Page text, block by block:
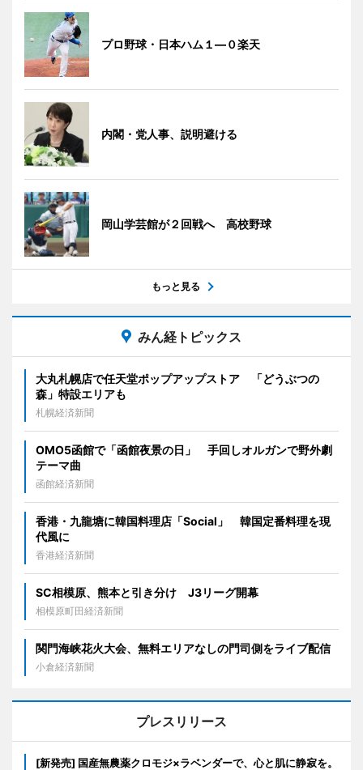
プロ野球・日本ハム１―０楽天
内閣・党人事、説明避ける
岡山学芸館が２回戦へ 高校野球
もっと見る
みん経トピックス
大丸札幌店で任天堂ポップアップストア 「どうぶつの
森」特設エリアも
札幌経済新聞
OMO5函館で「函館夜景の日」 手回しオルガンで野外劇
テーマ曲
函館経済新聞
香港・九龍塘に韓国料理店「Social」 韓国定番料理を現
代風に
香港経済新聞
SC相模原、熊本と引き分け J3リーグ開幕
相模原町田経済新聞
関門海峡花火大会、無料エリアなしの門司側をライブ配信
小倉経済新聞
プレスリリース
[新発売] 国産無農薬クロモジ×ラベンダーで、心と肌に静寂を。